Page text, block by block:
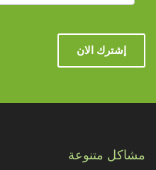
إشترك الان
مشاكل متنوعة